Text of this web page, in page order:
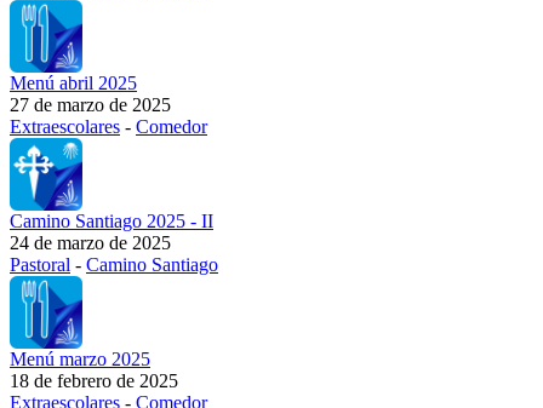
Menú abril 2025
27 de marzo de 2025
Extraescolares - Comedor
Camino Santiago 2025 - II
24 de marzo de 2025
Pastoral - Camino Santiago
Menú marzo 2025
18 de febrero de 2025
Extraescolares - Comedor